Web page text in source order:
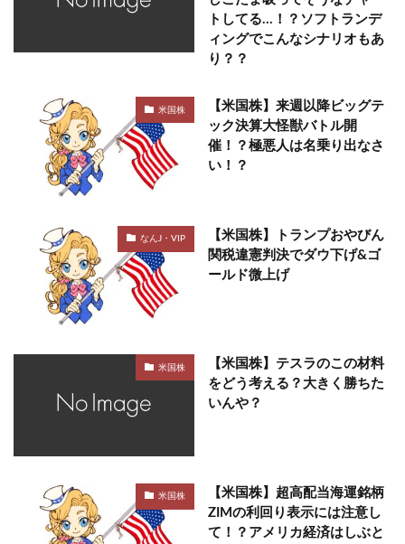
トしてる…！？ソフトランデ
ィングでこんなシナリオもあ
り？？
米国株
【米国株】来週以降ビッグテ
ック決算大怪獣バトル開
催！？極悪人は名乗り出なさ
い！？
なんJ・VIP
【米国株】トランプおやびん
関税違憲判決でダウ下げ&ゴ
ールド微上げ
米国株
【米国株】テスラのこの材料
をどう考える？大きく勝ちた
いんや？
米国株
【米国株】超高配当海運銘柄
ZIMの利回り表示には注意し
て！？アメリカ経済はしぶと